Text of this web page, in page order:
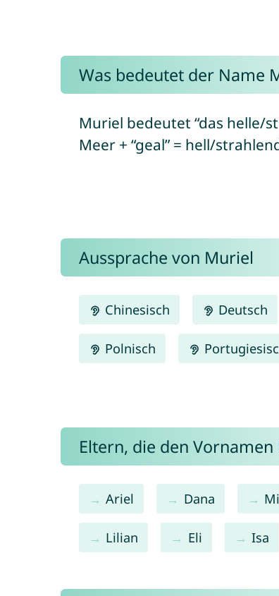
Was bedeutet der Name
Muriel bedeutet “das helle/
Meer + “geal” = hell/
Aussprache von Muriel
Chinesisch Deutsch
Polnisch
Eltern, die den
Ariel Dana
Lilian Eli Isa